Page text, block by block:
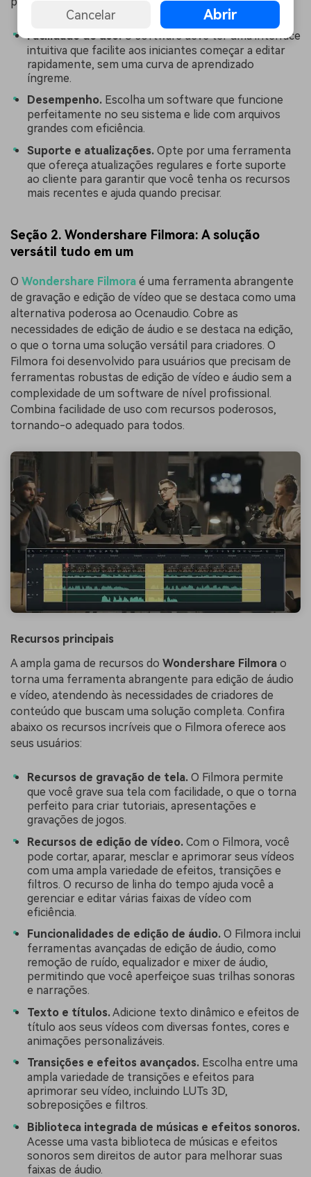
Facilidade de uso.O software deve ter uma interface
intuitiva que facilite aos iniciantes começar a editar
rapidamente, sem uma curva de aprendizado
íngreme.
Desempenho. Escolha um software que funcione
perfeitamente no seu sistema e lide com arquivos
grandes com eficiência.
Suporte e atualizações. Opte por uma ferramenta
que ofereça atualizações regulares e forte suporte
ao cliente para garantir que você tenha os recursos
mais recentes e ajuda quando precisar.
Seção 2. Wondershare Filmora: A solução
versátil tudo em um
O Wondershare Filmora é uma ferramenta abrangente
de gravação e edição de vídeo que se destaca como uma
alternativa poderosa ao Ocenaudio. Cobre as
necessidades de edição de áudio e se destaca na edição,
o que o torna uma solução versátil para criadores. O
Filmora foi desenvolvido para usuários que precisam de
ferramentas robustas de edição de vídeo e áudio sem a
complexidade de um software de nível profissional.
Combina facilidade de uso com recursos poderosos,
tornando-o adequado para todos.
Recursos principais
A ampla gama de recursos do Wondershare Filmora o
torna uma ferramenta abrangente para edição de áudio
e vídeo, atendendo às necessidades de criadores de
conteúdo que buscam uma solução completa. Confira
abaixo os recursos incríveis que o Filmora oferece aos
seus usuários:
Recursos de gravação de tela. O Filmora permite
que você grave sua tela com facilidade, o que o torna
perfeito para criar tutoriais, apresentações e
gravações de jogos.
Recursos de edição de vídeo. Com o Filmora, você
pode cortar, aparar, mesclar e aprimorar seus vídeos
com uma ampla variedade de efeitos, transições e
filtros. O recurso de linha do tempo ajuda você a
gerenciar e editar várias faixas de vídeo com
eficiência.
Funcionalidades de edição de áudio. O Filmora inclui
ferramentas avançadas de edição de áudio, como
remoção de ruído, equalizador e mixer de áudio,
permitindo que você aperfeiçoe suas trilhas sonoras
e narrações.
Texto e títulos.Adicione texto dinâmico e efeitos de
título aos seus vídeos com diversas fontes, cores e
animações personalizáveis.
Transições e efeitos avançados. Escolha entre uma
ampla variedade de transições e efeitos para
aprimorar seu vídeo, incluindo LUTs 3D,
sobreposições e filtros.
Biblioteca integrada de músicas e efeitos sonoros.
Acesse uma vasta biblioteca de músicas e efeitos
sonoros sem direitos de autor para melhorar suas
faixas de áudio.
Cancelar Abrir